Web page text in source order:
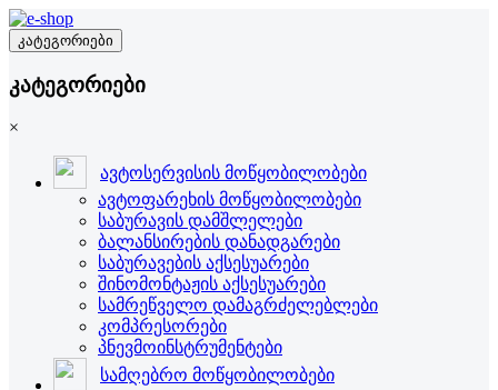
კატეგორიები
კატეგორიები
×
ავტოსერვისის მოწყობილობები
ავტოფარეხის მოწყობილობები
საბურავის დამშლელები
ბალანსირების დანადგარები
საბურავების აქსესუარები
შინომონტაჟის აქსესუარები
სამრეწველო დამაგრძელებლები
კომპრესორები
პნევმოინსტრუმენტები
სამღებრო მოწყობილობები